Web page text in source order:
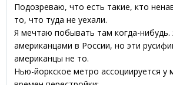
Подозреваю, что есть такие, кто
то, что туда не уехали.
Я мечтаю побывать там когда-
американцами в России, но эти
американцы не то.
Нью-йоркское метро ассоциируется у